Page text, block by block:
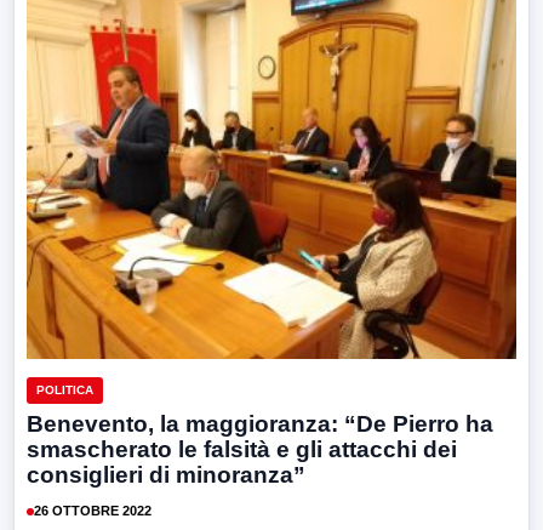
POLITICA
Benevento, la maggioranza: “De Pierro ha
smascherato le falsità e gli attacchi dei
consiglieri di minoranza”
26 OTTOBRE 2022